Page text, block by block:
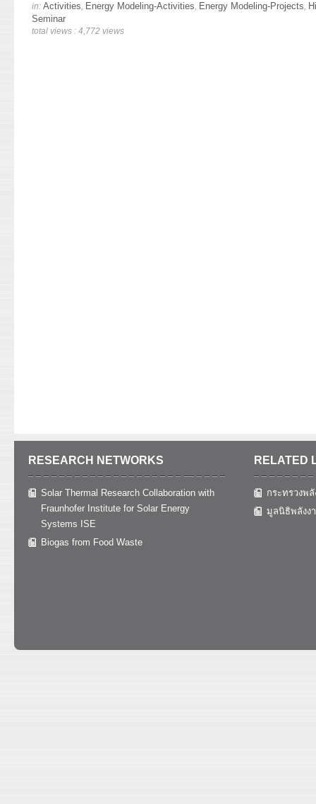
in: Activities, Energy Modeling-Activities, Energy Modeling-Projects,
Seminar
total views : 4,772 views
RESEARCH NETWORKS
Solar Thermal Research Collaboration with
Fraunhofer Institute for Solar Energy
Systems ISE
Biogas from Food Waste
RELATED
กระทรวงพลั
มูลนิธิพลังง